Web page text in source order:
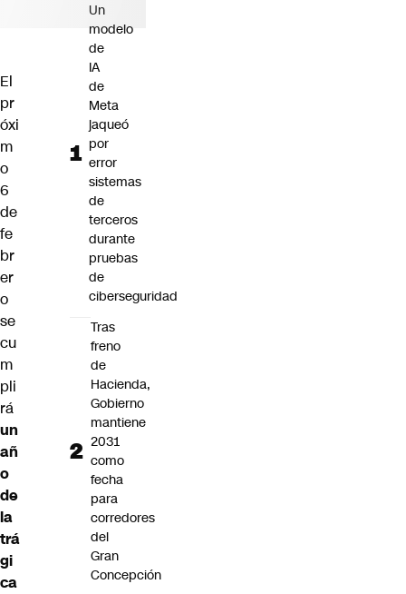
El
pr
óxi
m
o
6
de
fe
br
er
o
se
cu
m
pli
rá
un
añ
o
de
la
trá
gi
ca
Un
modelo
de
IA
de
Meta
jaqueó
por
error
sistemas
de
terceros
durante
pruebas
de
ciberseguridad
Tras
freno
de
Hacienda,
Gobierno
mantiene
2031
como
fecha
para
corredores
del
Gran
Concepción